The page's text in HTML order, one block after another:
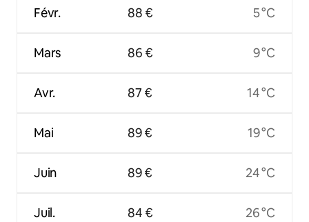
Févr.
Mars
Avr.
Mai
Juin
Juil.
88 €
86 €
87 €
89 €
89 €
84 €
5 °C
9 °C
14 °C
19 °C
24 °C
26 °C